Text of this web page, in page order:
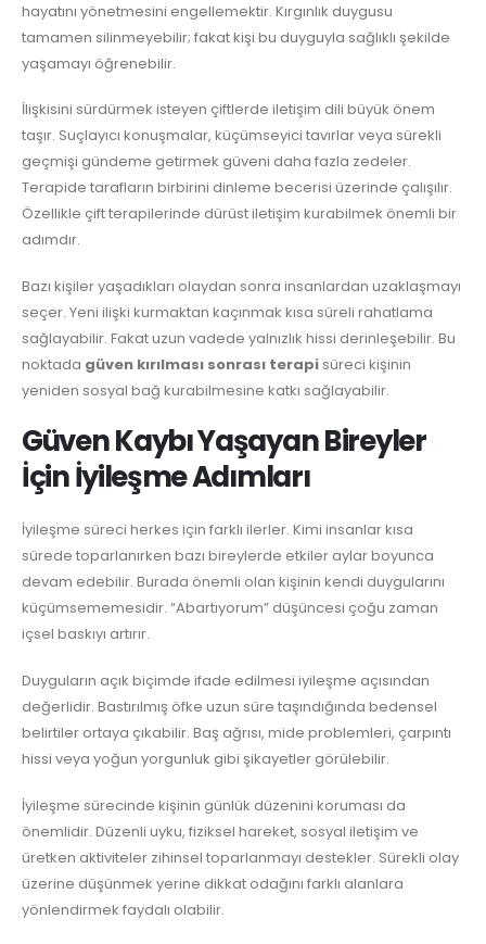
hayatını yönetmesini engellemektir. Kırgınlık duygusu
tamamen silinmeyebilir; fakat kişi bu duyguyla sağlıklı şekilde
yaşamayı öğrenebilir.
İlişkisini sürdürmek isteyen çiftlerde iletişim dili büyük önem
taşır. Suçlayıcı konuşmalar, küçümseyici tavırlar veya sürekli
geçmişi gündeme getirmek güveni daha fazla zedeler.
Terapide tarafların birbirini dinleme becerisi üzerinde çalışılır.
Özellikle çift terapilerinde dürüst iletişim kurabilmek önemli bir
adımdır.
Bazı kişiler yaşadıkları olaydan sonra insanlardan uzaklaşmayı
seçer. Yeni ilişki kurmaktan kaçınmak kısa süreli rahatlama
sağlayabilir. Fakat uzun vadede yalnızlık hissi derinleşebilir. Bu
noktada güven kırılması sonrası terapi süreci kişinin
yeniden sosyal bağ kurabilmesine katkı sağlayabilir.
Güven Kaybı Yaşayan Bireyler
İçin İyileşme Adımları
İyileşme süreci herkes için farklı ilerler. Kimi insanlar kısa
sürede toparlanırken bazı bireylerde etkiler aylar boyunca
devam edebilir. Burada önemli olan kişinin kendi duygularını
küçümsememesidir. “Abartıyorum” düşüncesi çoğu zaman
içsel baskıyı artırır.
Duyguların açık biçimde ifade edilmesi iyileşme açısından
değerlidir. Bastırılmış öfke uzun süre taşındığında bedensel
belirtiler ortaya çıkabilir. Baş ağrısı, mide problemleri, çarpıntı
hissi veya yoğun yorgunluk gibi şikayetler görülebilir.
İyileşme sürecinde kişinin günlük düzenini koruması da
önemlidir. Düzenli uyku, fiziksel hareket, sosyal iletişim ve
üretken aktiviteler zihinsel toparlanmayı destekler. Sürekli olay
üzerine düşünmek yerine dikkat odağını farklı alanlara
yönlendirmek faydalı olabilir.